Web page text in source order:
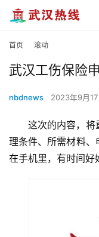
首页 滚动
武汉工伤保险
nbdnews 2023年9月
这次的内容，将
理条件、所需材料
在手机里，有时间好